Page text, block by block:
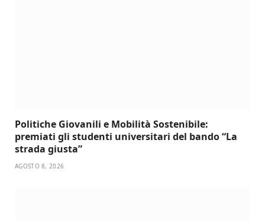
Politiche Giovanili e Mobilità Sostenibile:
premiati gli studenti universitari del bando “La
strada giusta”
AGOSTO 8, 2026